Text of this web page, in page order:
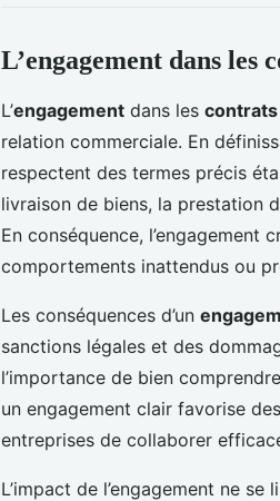
L’engagement dans les
L’engagement dans les contrats
relation commerciale. En
respectent des termes précis
livraison de biens, la prestation
En conséquence,
comportements inattendus ou
Les conséquences d’un
sanctions légales et des
l’importance de bien
un engagement clair favorise
entreprises de collaborer
L’impact de l’engagement ne